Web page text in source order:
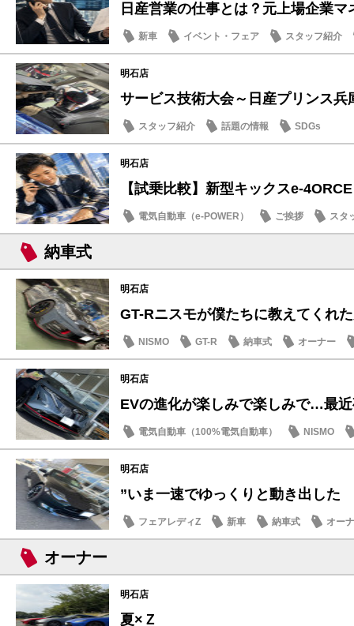
日産営業の仕事とは？元上場企業マ
新車 イベント・フェア スタッフ紹介
明石店
サービス技術大会～日産プリンス兵
スタッフ紹介 話題の情報 SDGs
明石店
【試乗比較】新型キックスe-
電気自動車（e-POWER） ご挨拶 スタ
納車式
明石店
GT-Rニスモが僕たちに教えてくれ
NISMO GT-R 納車式 オーナー
明石店
EVの進化が楽しみで楽しみで…最
電気自動車（100%電気自動車） NISMO
明石店
”いま一速でゆっくりと動き出した
フェアレディZ 新車 納車式 オー
オーナー
明石店
夏×Ｚ